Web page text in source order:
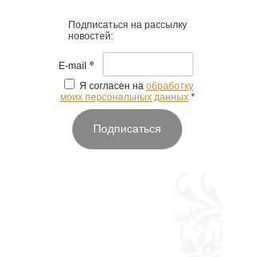
Подписаться на рассылку
новостей:
E-mail *
Я согласен на обработку
моих персональных данных *
Подписаться